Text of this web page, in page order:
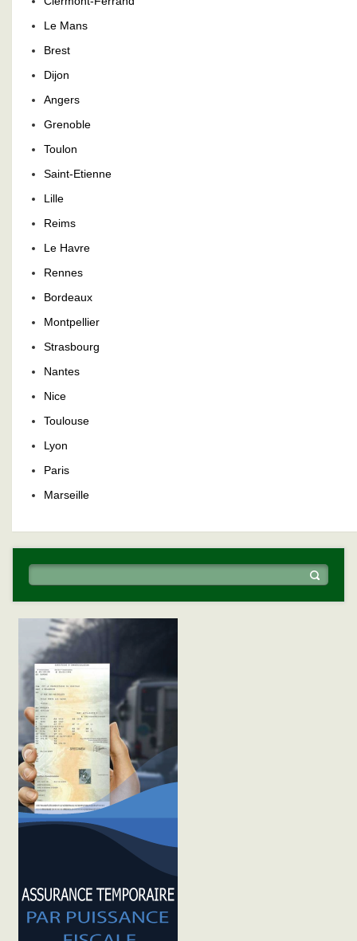
Le Mans
Brest
Dijon
Angers
Grenoble
Toulon
Saint-Etienne
Lille
Reims
Le Havre
Rennes
Bordeaux
Montpellier
Strasbourg
Nantes
Nice
Toulouse
Lyon
Paris
Marseille